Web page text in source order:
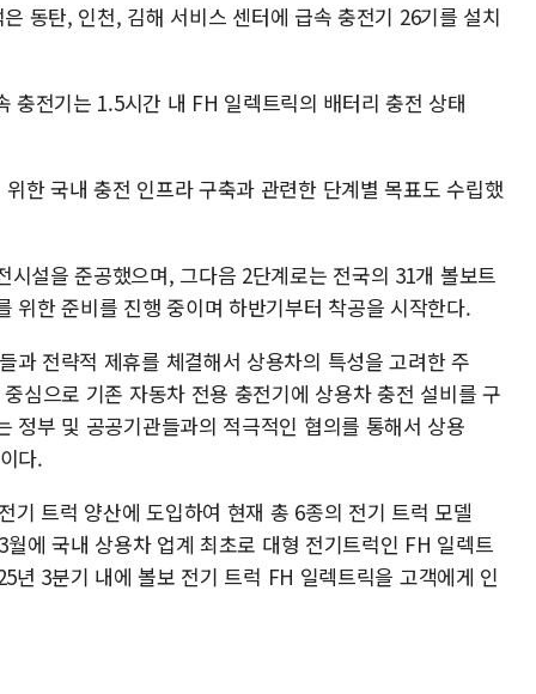
동탄, 인천, 김해 서비스 센터에 급속 충전기 26기를 설치
충전기는 1.5시간 내 FH 일렉트릭의 배터리 충전 상태
한 국내 충전 인프라 구축과 관련한 단계별 목표도 수립했
설을 준공했으며, 그다음 2단계로는 전국의 31개 볼보트
위한 준비를 진행 중이며 하반기부터 착공을 시작한다.
과 전략적 제휴를 체결해서 상용차의 특성을 고려한 주
심으로 기존 자동차 전용 충전기에 상용차 충전 설비를 구
정부 및 공공기관들과의 적극적인 협의를 통해서 상용
다.
기 트럭 양산에 도입하여 현재 총 6종의 전기 트럭 모델
에 국내 상용차 업계 최초로 대형 전기트럭인 FH 일렉트
년 3분기 내에 볼보 전기 트럭 FH 일렉트릭을 고객에게 인